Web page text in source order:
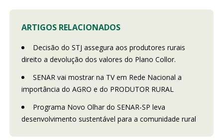
ARTIGOS RELACIONADOS
Decisão do STJ assegura aos produtores rurais
direito a devolução dos valores do Plano Collor.
SENAR vai mostrar na TV em Rede Nacional a
importância do AGRO e do PRODUTOR RURAL
Programa Novo Olhar do SENAR-SP leva
desenvolvimento sustentável para a comunidade rural